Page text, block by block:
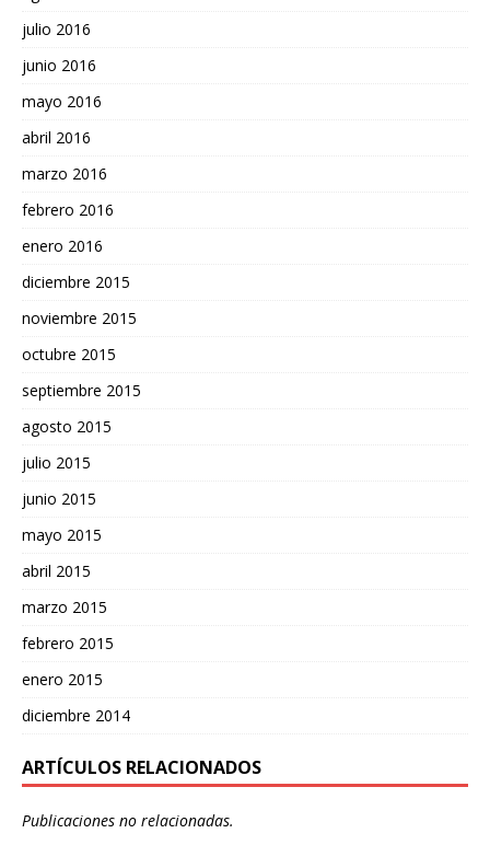
julio 2016
junio 2016
mayo 2016
abril 2016
marzo 2016
febrero 2016
enero 2016
diciembre 2015
noviembre 2015
octubre 2015
septiembre 2015
agosto 2015
julio 2015
junio 2015
mayo 2015
abril 2015
marzo 2015
febrero 2015
enero 2015
diciembre 2014
ARTÍCULOS RELACIONADOS
Publicaciones no relacionadas.